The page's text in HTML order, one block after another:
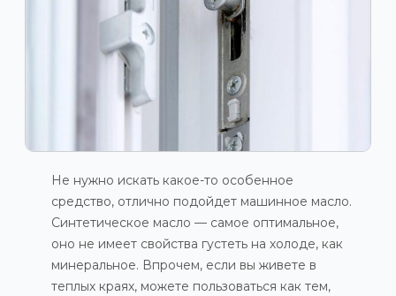
Не нужно искать какое-то особенное
средство, отлично подойдет машинное масло.
Синтетическое масло — самое оптимальное,
оно не имеет свойства густеть на холоде, как
минеральное. Впрочем, если вы живете в
теплых краях, можете пользоваться как тем,